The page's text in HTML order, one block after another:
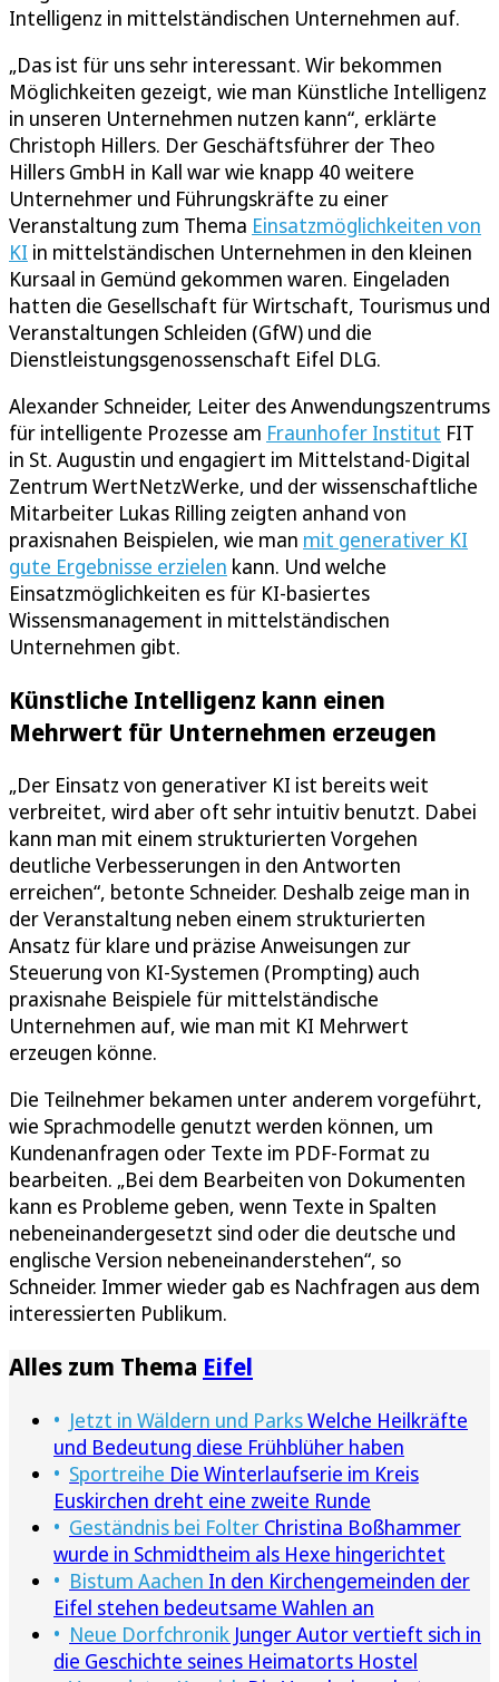
Intelligenz in mittelständischen Unternehmen auf.
„Das ist für uns sehr interessant. Wir bekommen
Möglichkeiten gezeigt, wie man Künstliche Intelligenz
in unseren Unternehmen nutzen kann“, erklärte
Christoph Hillers. Der Geschäftsführer der Theo
Hillers GmbH in Kall war wie knapp 40 weitere
Unternehmer und Führungskräfte zu einer
Veranstaltung zum Thema Einsatzmöglichkeiten von
KI in mittelständischen Unternehmen in den kleinen
Kursaal in Gemünd gekommen waren. Eingeladen
hatten die Gesellschaft für Wirtschaft, Tourismus und
Veranstaltungen Schleiden (GfW) und die
Dienstleistungsgenossenschaft Eifel DLG.
Alexander Schneider, Leiter des Anwendungszentrums
für intelligente Prozesse am Fraunhofer Institut FIT
in St. Augustin und engagiert im Mittelstand-Digital
Zentrum WertNetzWerke, und der wissenschaftliche
Mitarbeiter Lukas Rilling zeigten anhand von
praxisnahen Beispielen, wie man mit generativer KI
gute Ergebnisse erzielen kann. Und welche
Einsatzmöglichkeiten es für KI-basiertes
Wissensmanagement in mittelständischen
Unternehmen gibt.
Künstliche Intelligenz kann einen
Mehrwert für Unternehmen erzeugen
„Der Einsatz von generativer KI ist bereits weit
verbreitet, wird aber oft sehr intuitiv benutzt. Dabei
kann man mit einem strukturierten Vorgehen
deutliche Verbesserungen in den Antworten
erreichen“, betonte Schneider. Deshalb zeige man in
der Veranstaltung neben einem strukturierten
Ansatz für klare und präzise Anweisungen zur
Steuerung von KI-Systemen (Prompting) auch
praxisnahe Beispiele für mittelständische
Unternehmen auf, wie man mit KI Mehrwert
erzeugen könne.
Die Teilnehmer bekamen unter anderem vorgeführt,
wie Sprachmodelle genutzt werden können, um
Kundenanfragen oder Texte im PDF-Format zu
bearbeiten. „Bei dem Bearbeiten von Dokumenten
kann es Probleme geben, wenn Texte in Spalten
nebeneinandergesetzt sind oder die deutsche und
englische Version nebeneinanderstehen“, so
Schneider. Immer wieder gab es Nachfragen aus dem
interessierten Publikum.
Alles zum Thema Eifel
Jetzt in Wäldern und ParksWelche Heilkräfte
und Bedeutung diese Frühblüher haben
Sportreihe Die Winterlaufserie im Kreis
Euskirchen dreht eine zweite Runde
Geständnis bei Folter Christina Boßhammer
wurde in Schmidtheim als Hexe hingerichtet
Bistum Aachen In den Kirchengemeinden der
Eifel stehen bedeutsame Wahlen an
Neue Dorfchronik Junger Autor vertieft sich in
die Geschichte seines Heimatorts Hostel